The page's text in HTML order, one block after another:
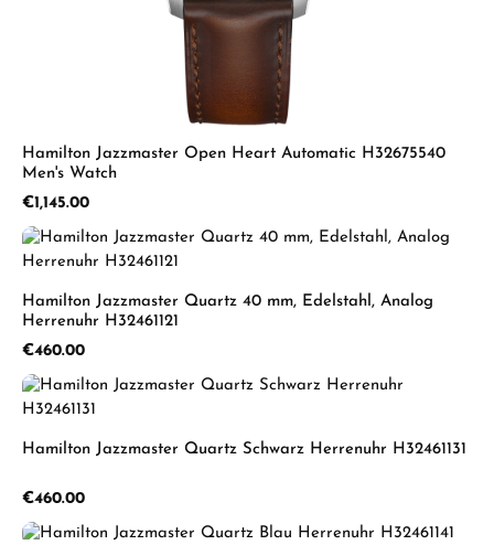
Hamilton Jazzmaster Open Heart Automatic H32675540
Men's Watch
Regular price:
€1,145.00
Hamilton Jazzmaster Quartz 40 mm, Edelstahl, Analog
Herrenuhr H32461121
Regular price:
€460.00
Hamilton Jazzmaster Quartz Schwarz Herrenuhr H32461131
Regular price:
€460.00